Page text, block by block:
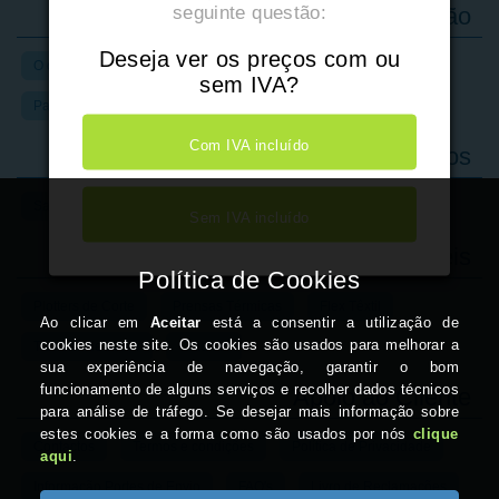
seguinte questão:
Deseja ver os preços com ou
sem IVA?
Com IVA incluído
Sem IVA incluído
Tudo para Sublimação
O que é Sublimação? Kits Impressoras Tintas
Marcas que Representamos
Transfer de Laser Crachás
Apoio ao Cliente
Contactos Política de Privacidade
Informação Portes de Envio FAQ's Livro de Reclamações